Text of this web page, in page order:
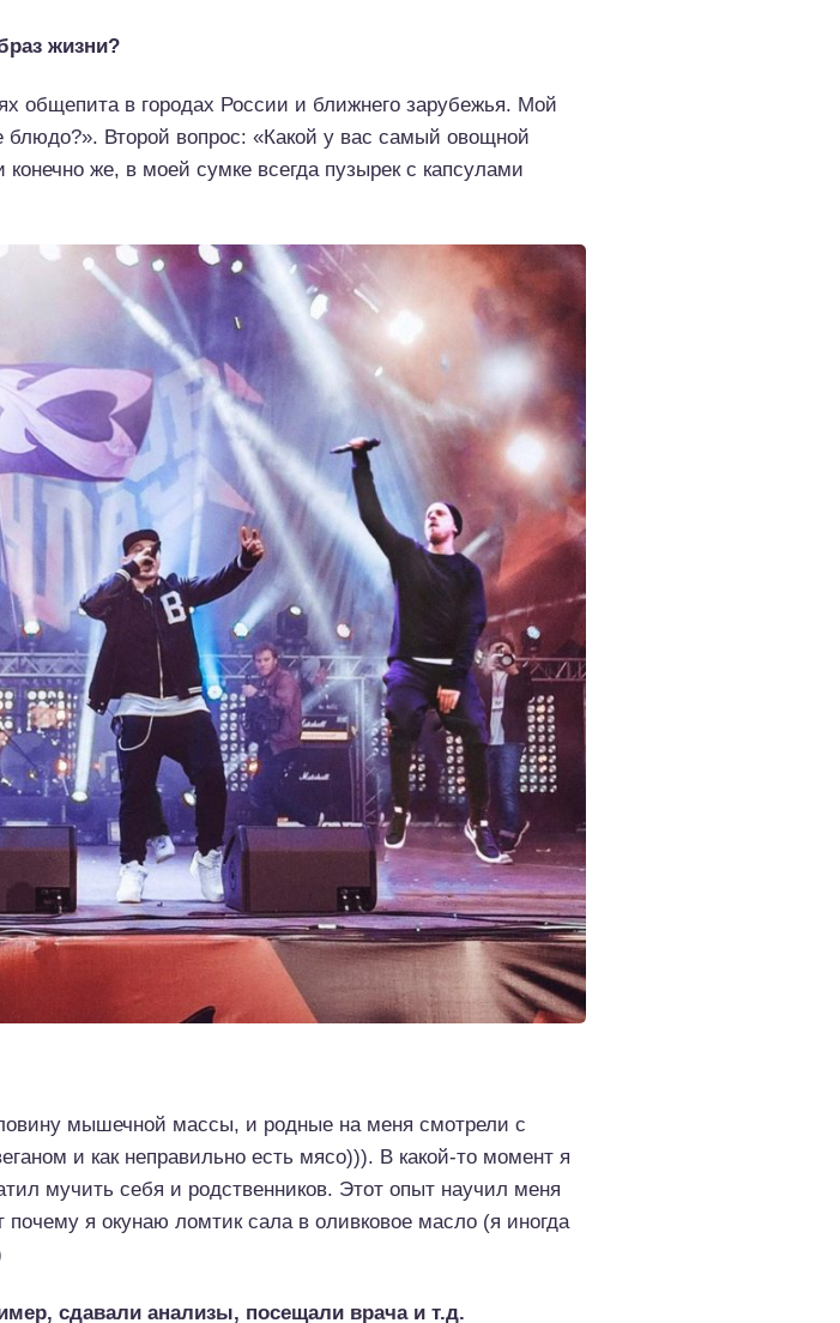
жизни?
общепита в городах России и ближнего зарубежья. Мой
Второй вопрос: «Какой у вас самый овощной
же, в моей сумке всегда пузырек с капсулами
мышечной массы, и родные на меня смотрели с
и как неправильно есть мясо))). В какой-то момент я
мучить себя и родственников. Этот опыт научил меня
я окунаю ломтик сала в оливковое масло (я иногда
сдавали анализы, посещали врача и т.д.